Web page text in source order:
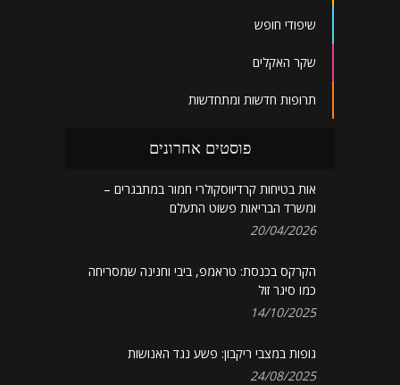
שיפודי חופש
שקר האקלים
תרופות חדשות ומתחדשות
פוסטים אחרונים
אות בטיחות קרדיווסקולרי חמור במתבגרים –
ומשרד הבריאות פשוט התעלם
20/04/2026
הקרקס בכנסת: טראמפ, ביבי וחנינה שמסריחה
כמו סיגר זול
14/10/2025
גופות במצבי ריקבון: פשע נגד האנושות
24/08/2025